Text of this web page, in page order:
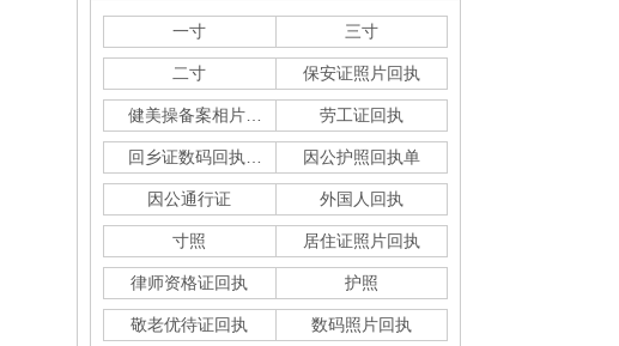
一寸 三寸
二寸 保安证照片回执
劳工证回执
因公护照回执单
因公通行证 外国人回执
寸照 居住证照片回执
律师资格证回执 护照
敬老优待证回执 数码照片回执